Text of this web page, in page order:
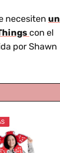
necesiten un
con el
por Shawn